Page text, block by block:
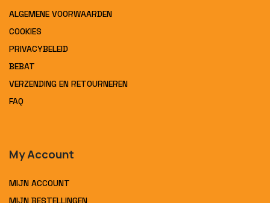
ALGEMENE VOORWAARDEN
COOKIES
PRIVACYBELEID
BEBAT
VERZENDING EN RETOURNEREN
FAQ
My Account
MIJN ACCOUNT
MIJN BESTELLINGEN